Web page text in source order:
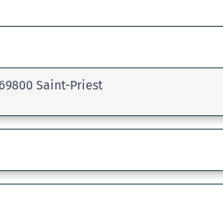
Saint-Priest